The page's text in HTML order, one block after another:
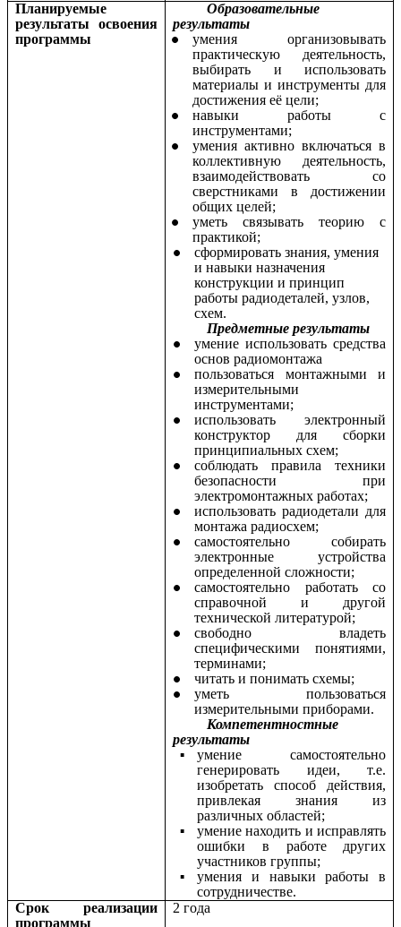
Планируемые
результаты освоения
программы
Образовательные
результаты
умения организовывать
практическую деятельность,
выбирать и использовать
материалы и инструменты для
достижения её цели;
навыки работы с
инструментами;
умения активно включаться в
коллективную деятельность,
взаимодействовать со
сверстниками в достижении
общих целей;
уметь связывать теорию с
практикой;
сформировать знания, умения
и навыки назначения
конструкции и принцип
работы радиодеталей, узлов,
схем.
Предметные результаты
умение использовать средства
основ радиомонтажа
пользоваться монтажными и
измерительными
инструментами;
использовать электронный
конструктор для сборки
принципиальных схем;
соблюдать правила техники
безопасности при
электромонтажных работах;
использовать радиодетали для
монтажа радиосхем;
самостоятельно собирать
электронные устройства
определенной сложности;
самостоятельно работать со
справочной и другой
технической литературой;
свободно владеть
специфическими понятиями,
терминами;
читать и понимать схемы;
уметь пользоваться
измерительными приборами.
Компетентностные
результаты
умение самостоятельно
генерировать идеи, т.е.
изобретать способ действия,
привлекая знания из
различных областей;
умение находить и исправлять
ошибки в работе других
участников группы;
умения и навыки работы в
сотрудничестве.
Срок реализации
программы
2 года